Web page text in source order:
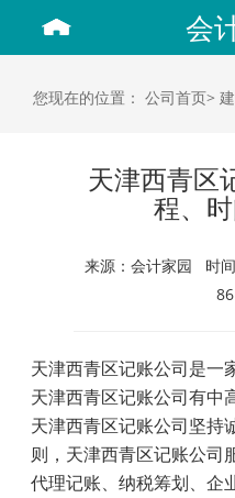
会
您现在的位置： 公司首页>
天津西青区
程、时
来源：会计家园 时
天津西青区记账公司是一
天津西青区记账公司有中
天津西青区记账公司坚持
则，天津西青区记账公司
代理记账、纳税筹划、企